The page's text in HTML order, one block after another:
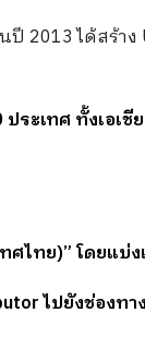
ได้สร้าง
ะเทศ ทั้งเอเชี
ไทย)” โดยแบ่
ไปยังช่องทา